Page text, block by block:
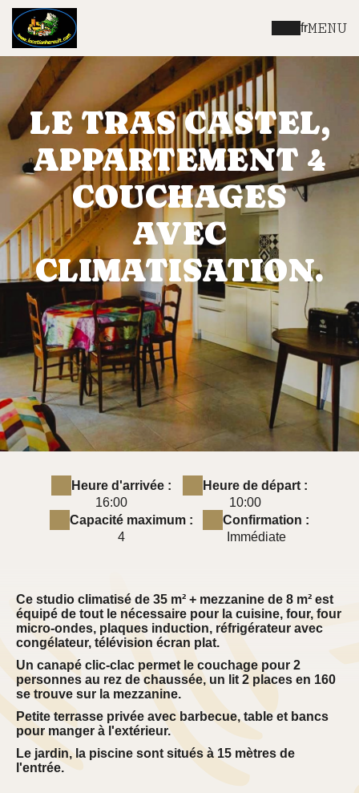
frMENU
LE TRAS CASTEL,
APPARTEMENT 4
COUCHAGES
AVEC
CLIMATISATION.
Heure d'arrivée :
16:00
Heure de départ :
10:00
Capacité maximum :
4
Confirmation :
Immédiate
Ce studio climatisé de 35 m² + mezzanine de 8 m² est
équipé de tout le nécessaire pour la cuisine, four, four
micro-ondes, plaques induction, réfrigérateur avec
congélateur, télévision écran plat.
Un canapé clic-clac permet le couchage pour 2
personnes au rez de chaussée, un lit 2 places en 160
se trouve sur la mezzanine.
Petite terrasse privée avec barbecue, table et bancs
pour manger à l'extérieur.
Le jardin, la piscine sont situés à 15 mètres de
l'entrée.